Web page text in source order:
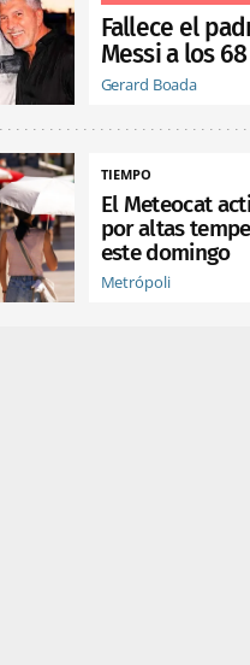
Fallece el
Messi a los
Gerard Boada
TIEMPO
El Meteocat
por altas
este domingo
Metrópoli